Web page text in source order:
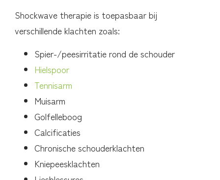
Shockwave therapie is toepasbaar bij
verschillende klachten zoals:
Spier-/peesirritatie rond de schouder
Hielspoor
Tennisarm
Muisarm
Golfelleboog
Calcificaties
Chronische schouderklachten
Kniepeesklachten